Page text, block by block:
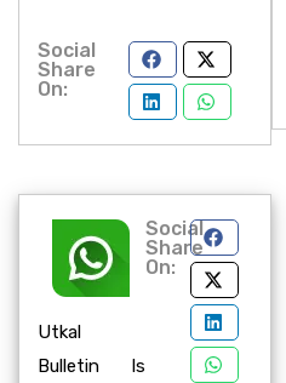
Social
Share
On:
Utkal
Bulletin Is
Social
Share
On: